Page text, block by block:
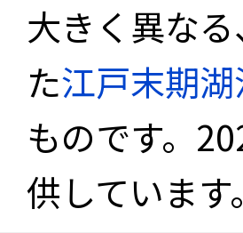
大きく異な
た江戸末期
ものです。
供しています。